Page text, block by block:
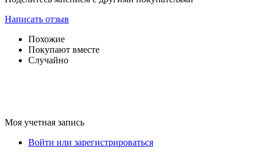
Написать отзыв
Похожие
Покупают вместе
Случайно
Моя учетная запись
Войти или зарегистрироваться